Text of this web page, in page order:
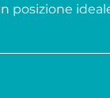
posizione